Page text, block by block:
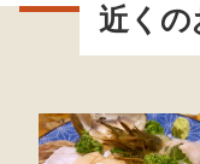
近くの